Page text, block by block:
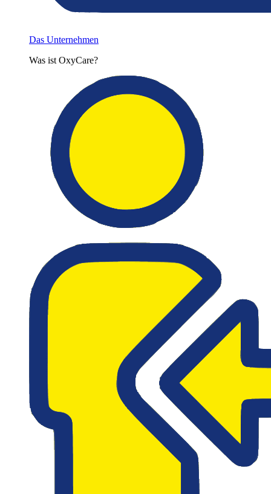
Das Unternehmen
Was ist OxyCare?